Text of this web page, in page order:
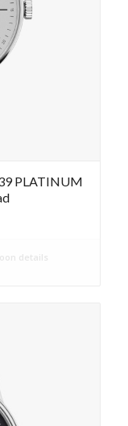
PLATINUM
details